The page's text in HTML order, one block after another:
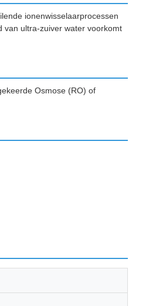
ionenwisselaarprocessen
van ultra-zuiver water voorkomt
Osmose (RO) of